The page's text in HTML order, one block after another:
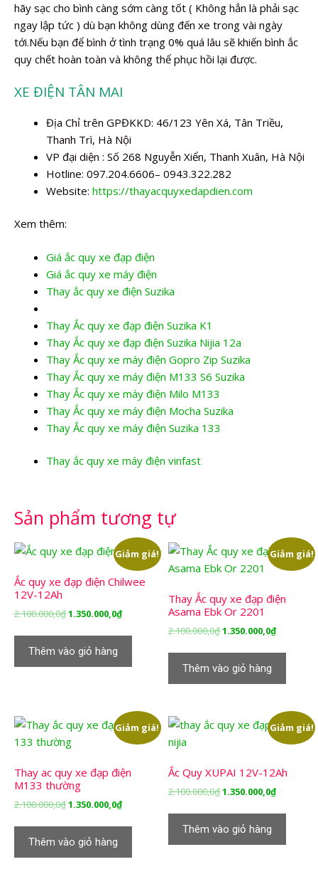
hãy sạc cho bình càng sớm càng tốt ( Không hẳn là phải sạc
ngay lập tức ) dù bạn không dùng đến xe trong vài ngày
tới.Nếu bạn để bình ở tình trạng 0% quá lâu sẽ khiến bình ắc
quy chết hoàn toàn và không thể phục hồi lại được.
XE ĐIỆN TÂN MAI
Địa Chỉ trên GPĐKKD: 46/123 Yên Xá, Tân Triều,
Thanh Trì, Hà Nội
VP đại diện : Số 268 Nguyễn Xiển, Thanh Xuân, Hà Nội
Hotline: 097.204.6606– 0943.322.282
Website: https://thayacquyxedapdien.com
Xem thêm:
Giá ắc quy xe đạp điện
Giá ắc quy xe máy điện
Thay ắc quy xe điện Suzika
Thay Ắc quy xe đạp điện Suzika K1
Thay Ắc quy xe đạp điện Suzika Nijia 12a
Thay Ắc quy xe máy điện Gopro Zip Suzika
Thay Ắc quy xe máy điện M133 S6 Suzika
Thay Ắc quy xe máy điện Milo M133
Thay Ắc quy xe máy điện Mocha Suzika
Thay Ắc quy xe máy điện Suzika 133
Thay ắc quy xe máy điện vinfast
Sản phẩm tương tự
Giảm giá!
Ắc quy xe đạp điện Chilwee
12V-12Ah
2.100.000,0₫Giá
2.100.000,0₫.
1.350.000,0₫Giá
1.350.000,0₫.
Thêm vào giỏ hàng
Giảm giá!
Thay Ắc quy xe đạp điện
Asama Ebk Or 2201
2.100.000,0₫Giá
2.100.000,0₫.
1.350.000,0₫Giá
Thêm vào giỏ hàng
Giảm giá!
Thay ac quy xe đạp điện
M133 thường
2.100.000,0₫Giá
2.100.000,0₫.
1.350.000,0₫Giá
1.350.000,0₫.
Thêm vào giỏ hàng
Giảm giá!
Ắc Quy XUPAI 12V-12Ah
2.100.000,0₫Giá
2.100.000,0₫.
1.350.000,0₫Giá
Thêm vào giỏ hàng